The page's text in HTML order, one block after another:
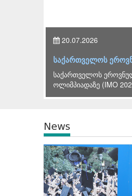
20.07.2026
საქართველოს
საქართველოს
ოლიმპიადაზე (IMO
News